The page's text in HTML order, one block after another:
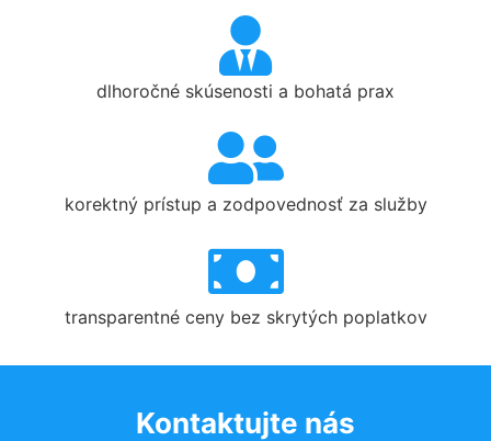
dlhoročné skúsenosti a bohatá prax
korektný prístup a zodpovednosť za služby
transparentné ceny bez skrytých poplatkov
Kontaktujte nás